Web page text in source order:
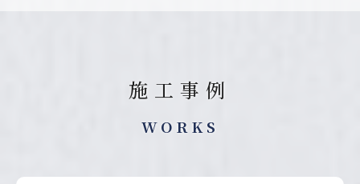
施工事例
WORKS